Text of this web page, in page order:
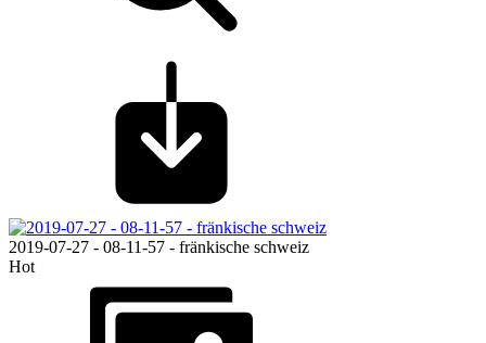
2019-07-27 - 08-11-57 - fränkische schweiz
Hot